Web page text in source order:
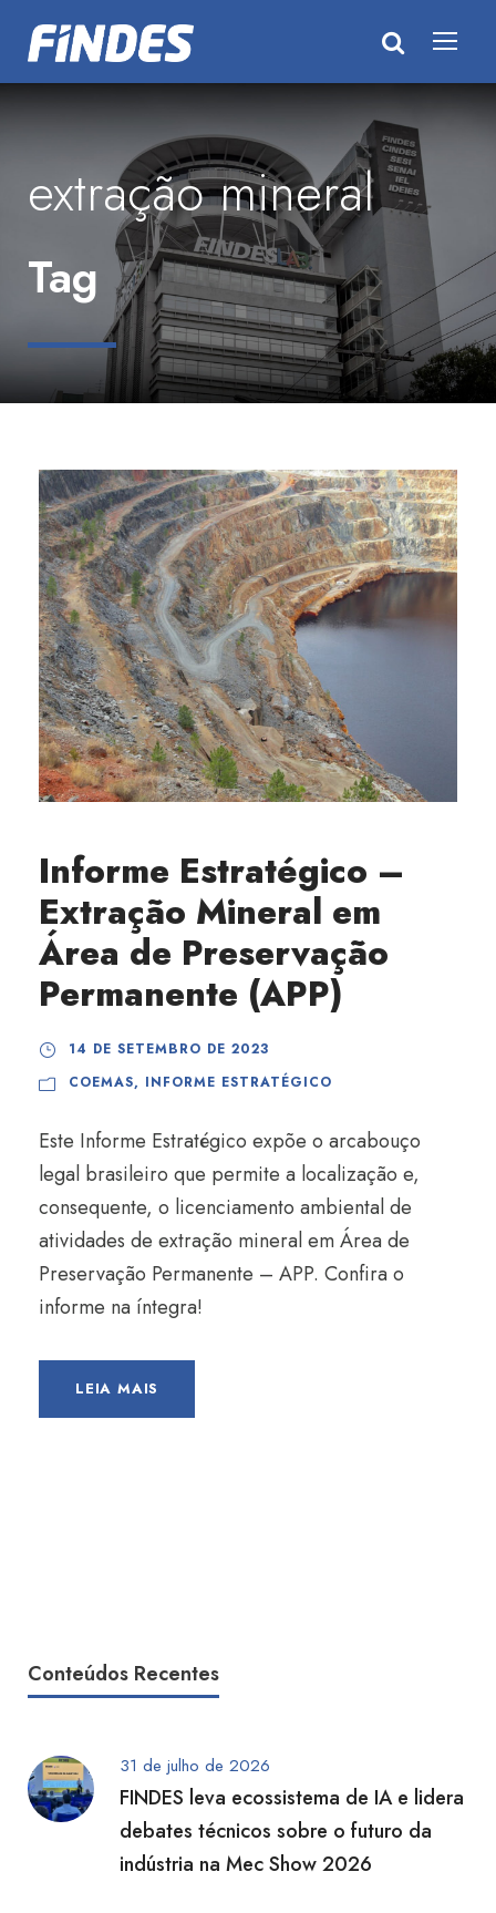
extração mineral
Tag
Informe Estratégico –
Extração Mineral em
Área de Preservação
Permanente (APP)
14 DE SETEMBRO DE 2023
COEMAS, INFORME ESTRATÉGICO
Este Informe Estratégico expõe o arcabouço
legal brasileiro que permite a localização e,
consequente, o licenciamento ambiental de
atividades de extração mineral em Área de
Preservação Permanente – APP. Confira o
informe na íntegra!
LEIA MAIS
Conteúdos Recentes
31 de julho de 2026
FINDES leva ecossistema de IA e lidera
debates técnicos sobre o futuro da
indústria na Mec Show 2026